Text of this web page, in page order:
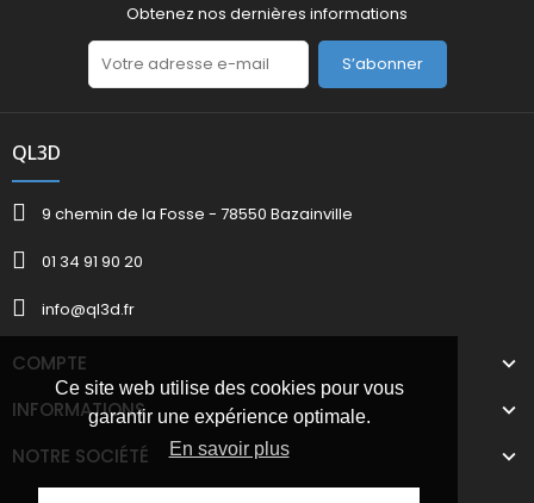
Ce site web utilise des cookies pour vous
garantir une expérience optimale.
En savoir plus
Obtenez nos dernières informations
S’abonner
QL3D
9 chemin de la Fosse - 78550 Bazainville
01 34 91 90 20
info@ql3d.fr
COMPTE
INFORMATIONS
NOTRE SOCIÉTÉ